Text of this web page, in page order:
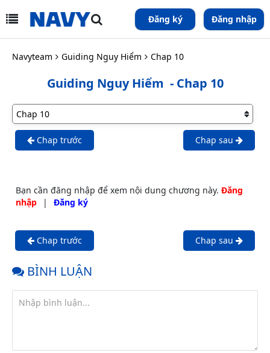
Đăng ký Đăng nhập
Navyteam Guiding Nguy Hiểm Chap 10
Guiding Nguy Hiểm - Chap 10
Chap trước Chap sau
Bạn cần đăng nhập để xem nội dung chương này. Đăng
nhập
| Đăng ký
Chap trước Chap sau
BÌNH LUẬN